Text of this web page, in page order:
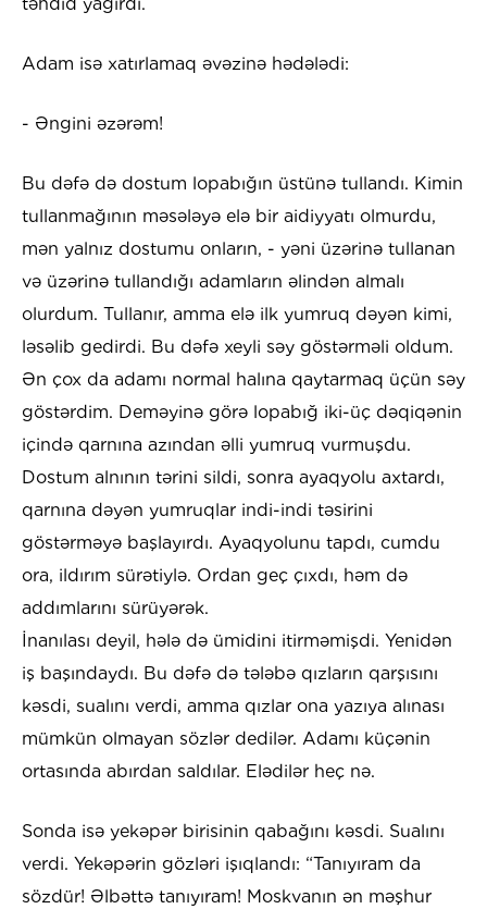
təhdid yağırdı.
Adam isə xatırlamaq əvəzinə hədələdi:
- Əngini əzərəm!
Bu dəfə də dostum lopabığın üstünə tullandı. Kimin
tullanmağının məsələyə elə bir aidiyyatı olmurdu,
mən yalnız dostumu onların, - yəni üzərinə tullanan
və üzərinə tullandığı adamların əlindən almalı
olurdum. Tullanır, amma elə ilk yumruq dəyən kimi,
ləsəlib gedirdi. Bu dəfə xeyli səy göstərməli oldum.
Ən çox da adamı normal halına qaytarmaq üçün səy
göstərdim. Deməyinə görə lopabığ iki-üç dəqiqənin
içində qarnına azından əlli yumruq vurmuşdu.
Dostum alnının tərini sildi, sonra ayaqyolu axtardı,
qarnına dəyən yumruqlar indi-indi təsirini
göstərməyə başlayırdı. Ayaqyolunu tapdı, cumdu
ora, ildırım sürətiylə. Ordan geç çıxdı, həm də
addımlarını sürüyərək.
İnanılası deyil, hələ də ümidini itirməmişdi. Yenidən
iş başındaydı. Bu dəfə də tələbə qızların qarşısını
kəsdi, sualını verdi, amma qızlar ona yazıya alınası
mümkün olmayan sözlər dedilər. Adamı küçənin
ortasında abırdan saldılar. Elədilər heç nə.
Sonda isə yekəpər birisinin qabağını kəsdi. Sualını
verdi. Yekəpərin gözləri işıqlandı: “Tanıyıram da
sözdür! Əlbəttə tanıyıram! Moskvanın ən məşhur